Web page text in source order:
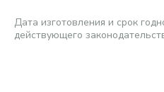
Дата изготовления и срок
действующего